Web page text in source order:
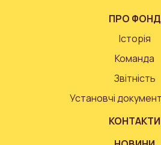
ПРО ФОНД
Історія
Команда
Звітність
Установчі
КОНТАКТИ